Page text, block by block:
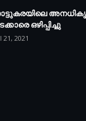
ഒഴിപ്പിച്ചു
21, 2021